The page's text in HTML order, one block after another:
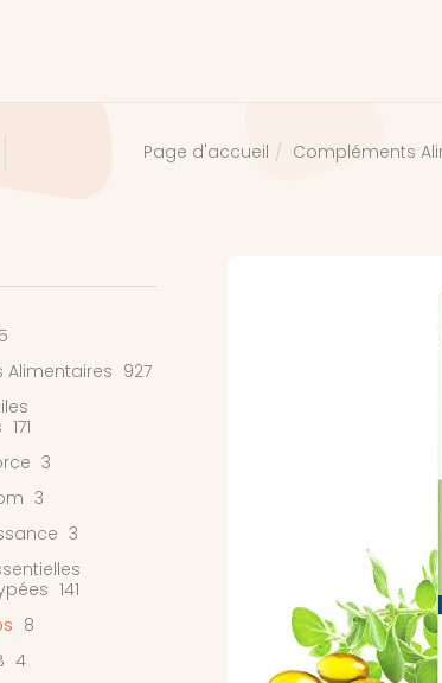
Page d'accueil Compléments
5
927
171
3
3
3
141
8
4